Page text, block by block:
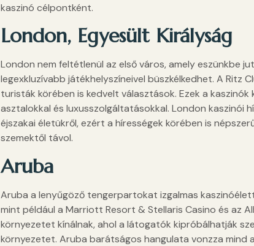
kaszinó célpontként.
London, Egyesült Királyság
London nem feltétlenül az első város, amely eszünkbe
legexkluzívabb játékhelyszíneivel büszkélkedhet. A Ritz
turisták körében is kedvelt választások. Ezek a
asztalokkal és luxusszolgáltatásokkal. London kaszinói
éjszakai életükről, ezért a hírességek körében is
szemektől távol.
Aruba
Aruba a lenyűgöző tengerpartokat izgalmas
mint például a Marriott Resort & Stellaris Casino és az
környezetet kínálnak, ahol a látogatók kipróbálhatják
környezetet. Aruba barátságos hangulata vonzza mind